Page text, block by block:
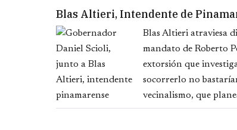
Blas Altieri, Intendente de
Blas Altieri atraviesa
mandato de Roberto
extorsión que
socorrerlo no
vecinalismo, que